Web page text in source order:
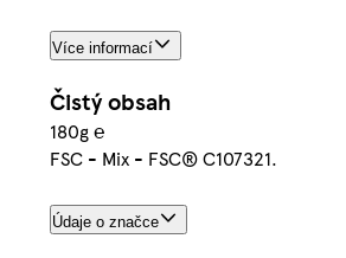
Více informací
Čistý obsah
180g ℮
FSC - Mix - FSC® C107321.
Údaje o značce